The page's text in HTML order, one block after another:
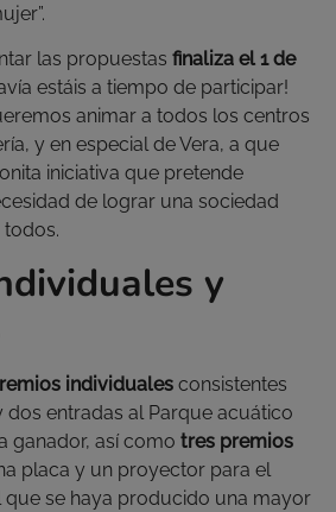
las propuestas finaliza el 1 de
estáis a tiempo de participar!
animar a todos los centros
y en especial de Vera, a que
iniciativa que pretende
de lograr una sociedad
todos.
y
individuales consistentes
dos entradas al Parque acuático
ganador, así como tres premios
placa y un proyector para el
que se haya producido una mayor